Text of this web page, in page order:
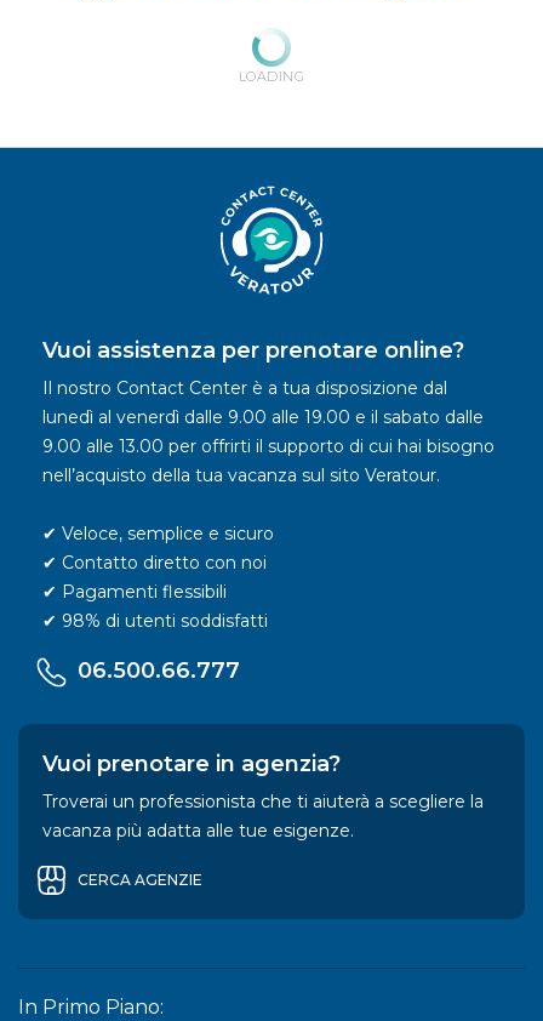
LOADING
Vuoi assistenza per prenotare online?
Il nostro Contact Center è a tua disposizione dal
lunedì al venerdì dalle 9.00 alle 19.00 e il sabato dalle
9.00 alle 13.00 per offrirti il supporto di cui hai bisogno
nell’acquisto della tua vacanza sul sito Veratour.
✔ Veloce, semplice e sicuro
✔ Contatto diretto con noi
✔ Pagamenti flessibili
✔ 98% di utenti soddisfatti
06.500.66.777
Vuoi prenotare in agenzia?
Troverai un professionista che ti aiuterà a scegliere la
vacanza più adatta alle tue esigenze.
CERCA AGENZIE
In Primo Piano: